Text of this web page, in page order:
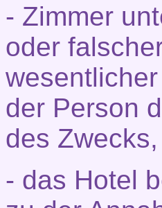
- Zimmer
oder
der Person
des
- das Hotel